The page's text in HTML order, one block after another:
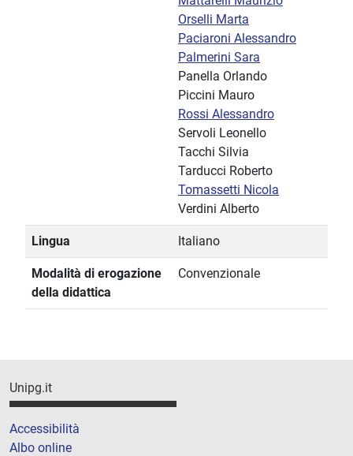
Orselli Marta
Paciaroni Alessandro
Palmerini Sara
Panella Orlando
Piccini Mauro
Rossi Alessandro
Servoli Leonello
Tacchi Silvia
Tarducci Roberto
Tomassetti Nicola
Verdini Alberto
Lingua Italiano
Modalità di erogazione
della didattica
Convenzionale
Unipg.it
Accessibilità
Albo online